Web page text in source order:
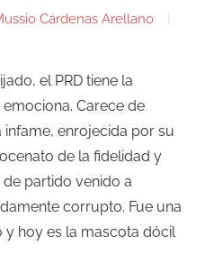
Cárdenas Arellano
el PRD tiene la
Carece de
infame, enrojecida por su
de la fidelidad y
partido venido a
corrupto. Fue una
y hoy es la mascota dócil